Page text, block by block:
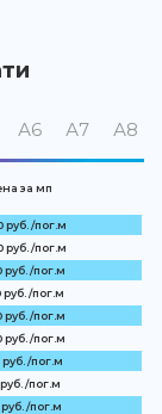
А6 А7 А8
за мп
руб. /пог.м
руб. /пог.м
руб. /пог.м
руб. /пог.м
руб. /пог.м
руб. /пог.м
руб. /пог.м
/пог.м
/пог.м